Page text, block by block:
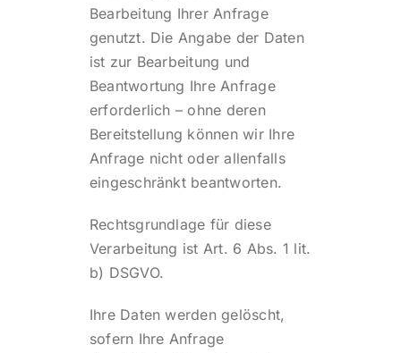
Bearbeitung Ihrer Anfrage
genutzt. Die Angabe der Daten
ist zur Bearbeitung und
Beantwortung Ihre Anfrage
erforderlich – ohne deren
Bereitstellung können wir Ihre
Anfrage nicht oder allenfalls
eingeschränkt beantworten.
Rechtsgrundlage für diese
Verarbeitung ist Art. 6 Abs. 1 lit.
b) DSGVO.
Ihre Daten werden gelöscht,
sofern Ihre Anfrage